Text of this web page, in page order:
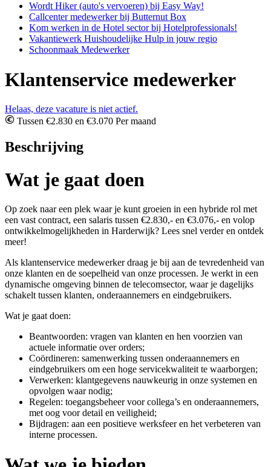
Wordt Hiker (auto's vervoeren) bij Easy Way!
Callcenter medewerker bij Butternut Box
Kom werken in de Hotel sector bij Hotelprofessionals!
Vakantiewerk Huishoudelijke Hulp in jouw regio
Schoonmaak Medewerker
Klantenservice medewerker
Helaas, deze vacature is niet actief.
Tussen €2.830 en €3.070 Per maand
Beschrijving
Wat je gaat doen
Op zoek naar een plek waar je kunt groeien in een hybride rol met
een vast contract, een salaris tussen €2.830,- en €3.076,- en volop
ontwikkelmogelijkheden in Harderwijk? Lees snel verder en ontdek
meer!
Als klantenservice medewerker draag je bij aan de tevredenheid van
onze klanten en de soepelheid van onze processen. Je werkt in een
dynamische omgeving binnen de telecomsector, waar je dagelijks
schakelt tussen klanten, onderaannemers en eindgebruikers.
Wat je gaat doen:
Beantwoorden: vragen van klanten en hen voorzien van
actuele informatie over orders;
Coördineren: samenwerking tussen onderaannemers en
eindgebruikers om een hoge servicekwaliteit te waarborgen;
Verwerken: klantgegevens nauwkeurig in onze systemen en
opvolgen waar nodig;
Regelen: toegangsbeheer voor collega’s en onderaannemers,
met oog voor detail en veiligheid;
Bijdragen: aan een positieve werksfeer en het verbeteren van
interne processen.